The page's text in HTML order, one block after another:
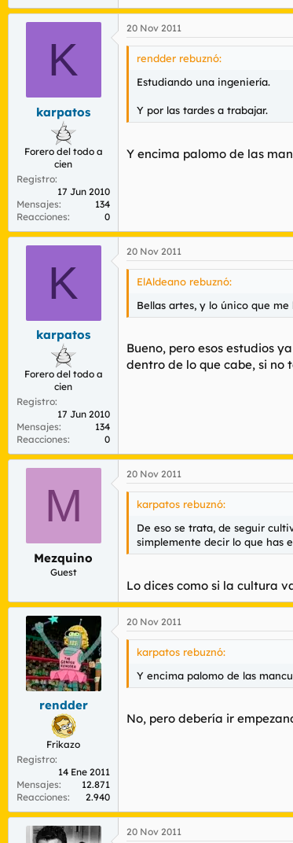
K
karpatos
Forero del todo a
cien
Registro
17 Jun 2010
Mensajes
134
Reacciones
0
20 Nov 2011
rendder rebuznó:
Estudiando una ingeniería.
Y por las tardes a trabajar.
Y encima palomo de las
K
karpatos
Forero del todo a
cien
Registro
17 Jun 2010
Mensajes
134
Reacciones
0
20 Nov 2011
ElAldeano rebuznó:
Bellas artes, y lo único que
Bueno, pero esos estudios
dentro de lo que cabe, si no
M
Mezquino
Guest
20 Nov 2011
karpatos rebuznó:
De eso se trata, de seguir
simplemente decir lo que has
Lo dices como si la cultura
rendder
Frikazo
Registro
14 Ene 2011
Mensajes
12.871
Reacciones
2.940
20 Nov 2011
karpatos rebuznó:
Y encima palomo de las
No, pero debería ir
20 Nov 2011